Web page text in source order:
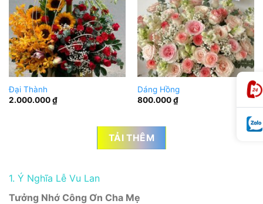
Đại Thành
2.000.000₫
Dáng Hồng
800.000₫
TẢI THÊM
1. Ý Nghĩa Lễ Vu Lan
Tưởng Nhớ Công Ơn Cha Mẹ